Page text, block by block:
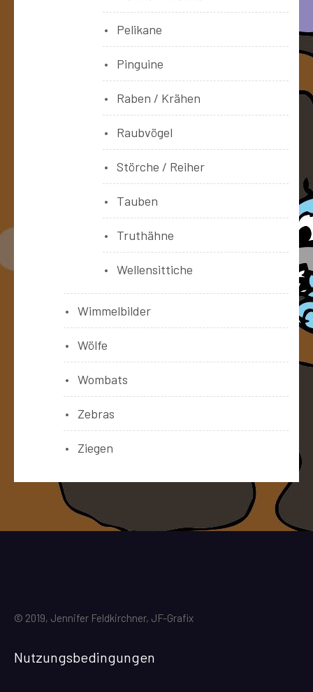
Pelikane
Pinguine
Raben / Krähen
Raubvögel
Störche / Reiher
Tauben
Truthähne
Wellensittiche
Wimmelbilder
Wölfe
Wombats
Zebras
Ziegen
© 2019, Jennifer Feldkirchner, JF-Grafix
Nutzungsbedingungen